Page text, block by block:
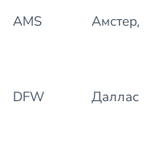
AMS
DFW Даллас